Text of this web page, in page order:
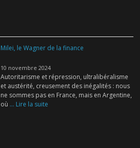
Milei, le Wagner de la finance
10 novembre 2024
Autoritarisme et répression, ultralibéralisme
et austérité, creusement des inégalités : nous
ne sommes pas en France, mais en Argentine,
où ... Lire la suite